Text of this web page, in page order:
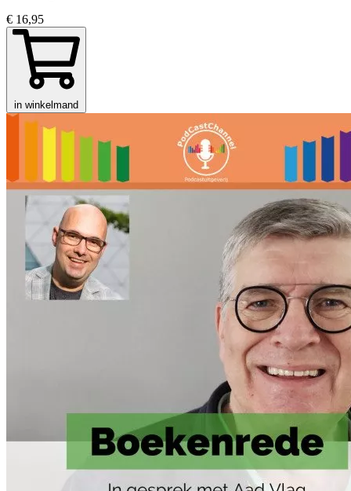
€ 16,95
in winkelmand